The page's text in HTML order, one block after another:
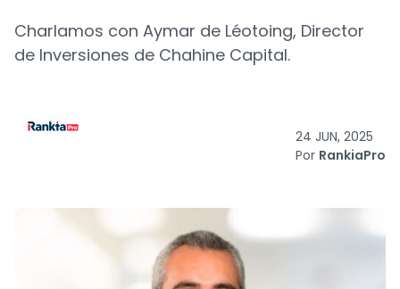
Charlamos con Aymar de Léotoing, Director
de Inversiones de Chahine Capital.
24 JUN, 2025
Por RankiaPro